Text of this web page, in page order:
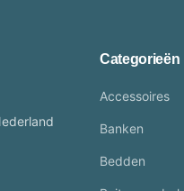
Categorieën
Accessoires
Banken
Bedden